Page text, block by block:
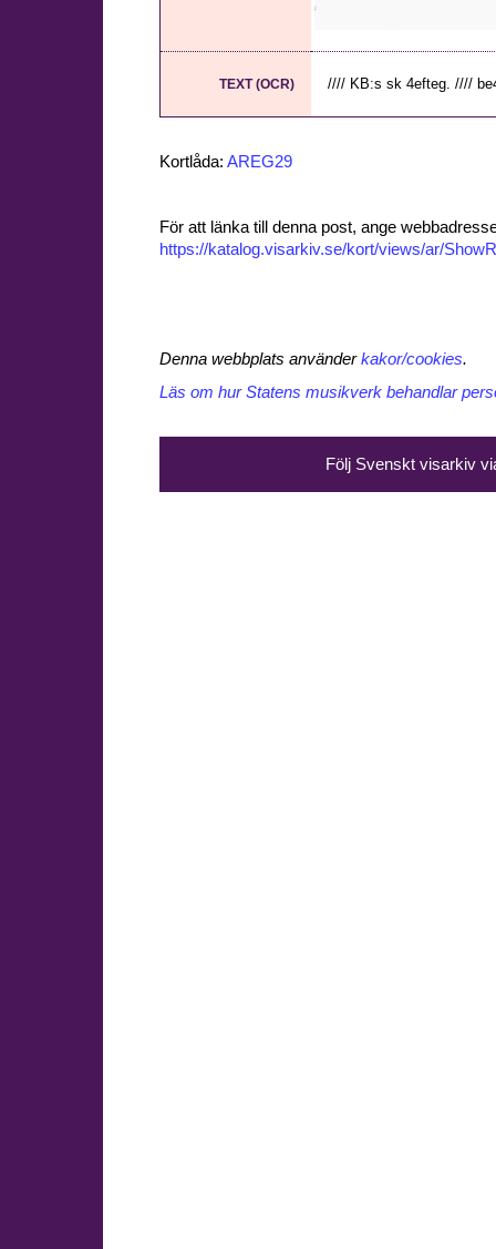
TEXT (OCR) //// KB:s sk 4efteg. ////
Kortlåda: AREG29
För att länka till denna post, ange
https://katalog.visarkiv.se/kort/views/ar/
Denna webbplats använderkakor/cookies.
Läs om hur Statens musikverk behandlar
Följ Svenskt visarkiv